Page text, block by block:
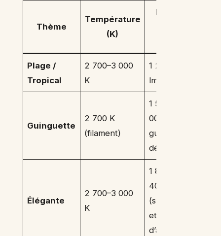
Thème
Température
(K)
Lumens
Plage /
Tropical
2 700–3 000
K
1 200–1 800
lm
Guinguette
2 700 K
(filament)
1 500–2
000 lm +
guirlandes
décoratives
Élégante
2 700–3 000
K
1 800–2
400 lm
(suspension
et lampes
d’appoint)